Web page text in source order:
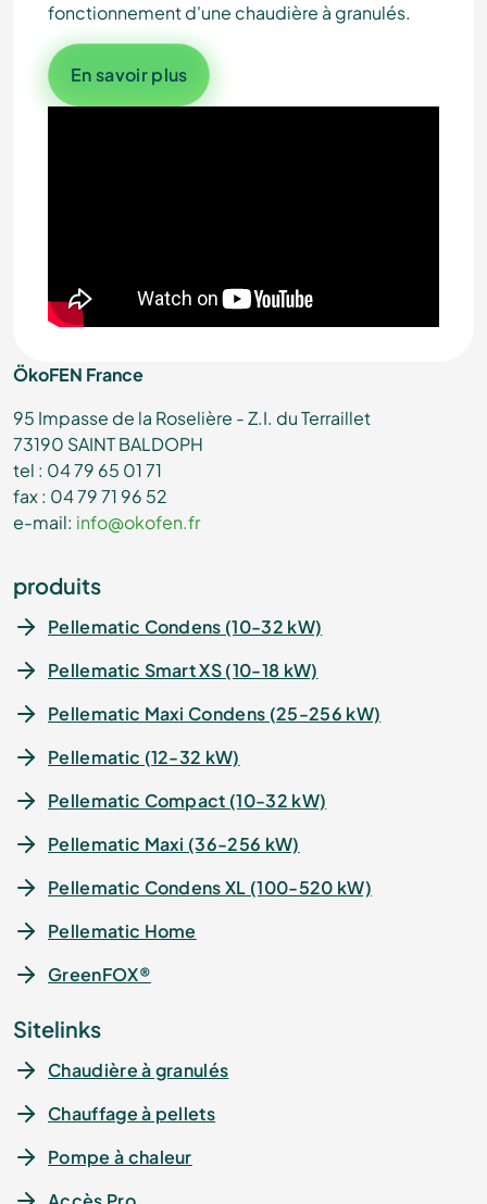
fonctionnement d'une chaudière à granulés.
En savoir plus
ÖkoFEN France
95 Impasse de la Roselière - Z.I. du Terraillet
73190 SAINT BALDOPH
tel : 04 79 65 01 71
fax : 04 79 71 96 52
e-mail: info@okofen.fr
produits
Pellematic Condens (10-32 kW)
Pellematic Smart XS (10-18 kW)
Pellematic Maxi Condens (25-256 kW)
Pellematic (12-32 kW)
Pellematic Compact (10-32 kW)
Pellematic Maxi (36-256 kW)
Pellematic Condens XL (100-520 kW)
Pellematic Home
GreenFOX®
Sitelinks
Chaudière à granulés
Chauffage à pellets
Pompe à chaleur